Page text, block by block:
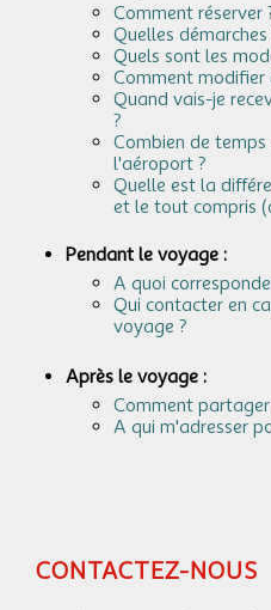
Comment réserver
Quelles
Quels sont les
Comment modifier
Quand vais-je
?
Combien de
l'aéroport ?
Quelle est la
et le tout compris
Pendant le voyage :
A quoi
Qui contacter en
voyage ?
Après le voyage :
Comment
A qui m'adresser
CONTACTEZ-NOUS